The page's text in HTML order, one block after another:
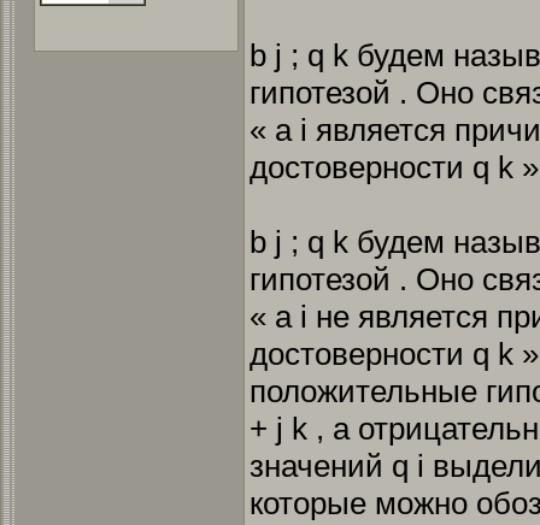
b j ; q k будем
гипотезой . Оно
« а i является
достоверности q k
b j ; q k будем
гипотезой . Оно
« а i не является
достоверности q k
положительные
+ j k , а
значений q i
которые можно